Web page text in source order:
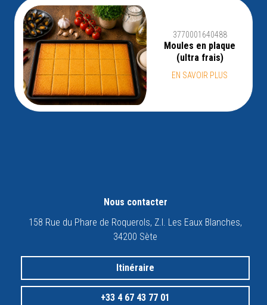
3770001640488
Moules en plaque
(ultra frais)
EN SAVOIR PLUS
Nous contacter
158 Rue du Phare de Roquerols, Z.I. Les Eaux Blanches,
34200 Sète
Itinéraire
+33 4 67 43 77 01